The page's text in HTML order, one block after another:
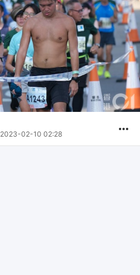
2023-02-10 02:28